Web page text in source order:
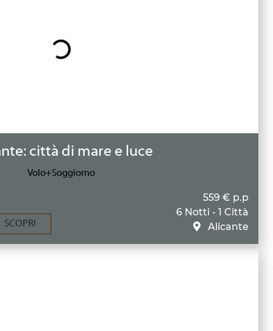
città di mare e luce
Volo+Soggiorno
SCOPRI
559 € p.p
6 Notti - 1 Città
Alicante